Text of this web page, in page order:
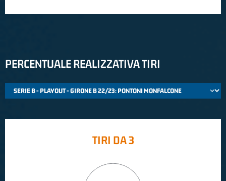
PERCENTUALE REALIZZATIVA TIRI
TIRI DA 3